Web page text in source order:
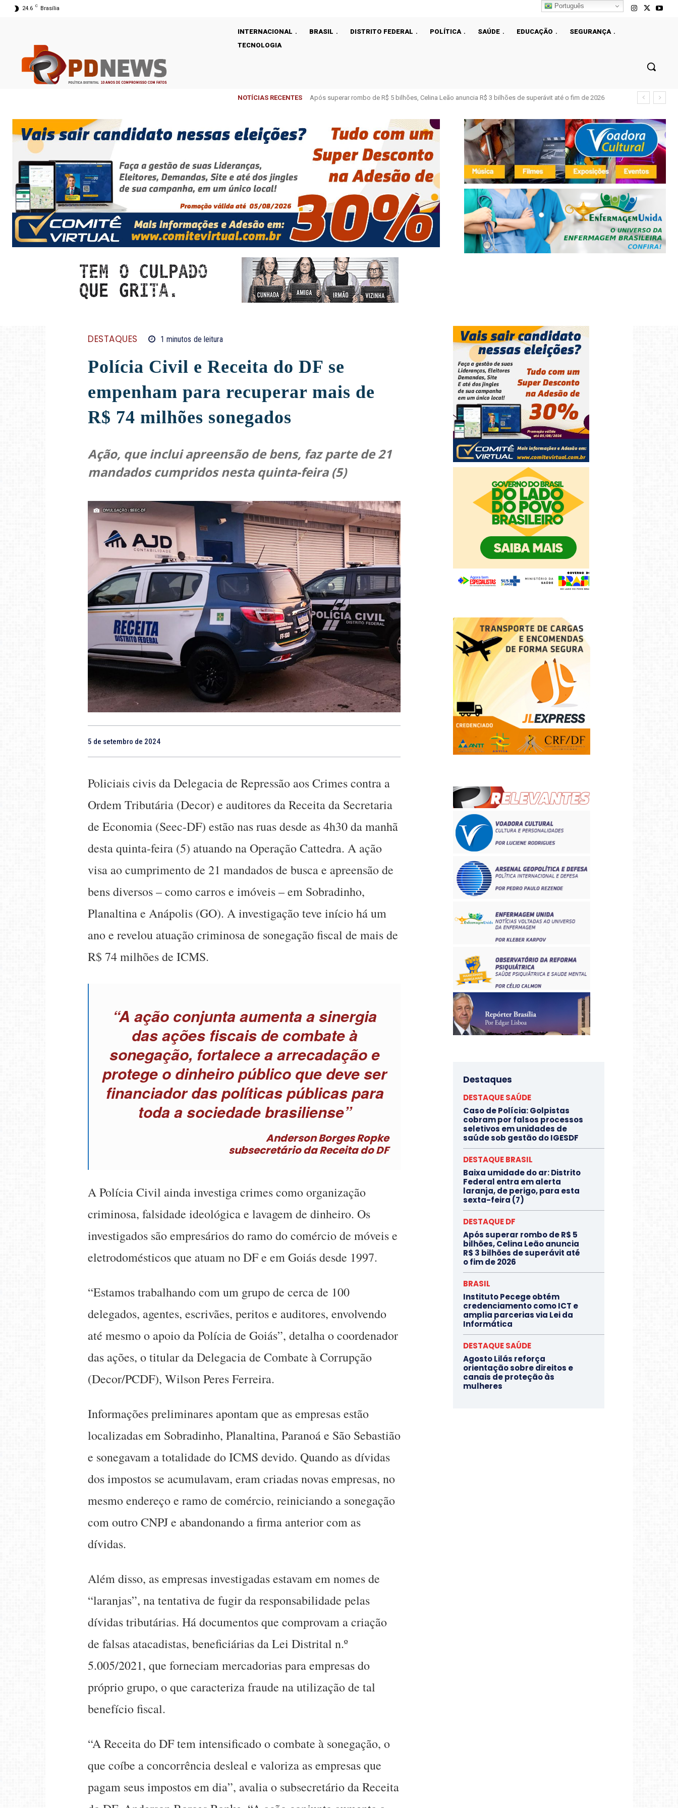
24.6 C Brasília
INTERNACIONAL BRASIL DISTRITO FEDERAL POLÍTICA SAÚDE EDUCAÇÃO
SEGURANÇA
TECNOLOGIA
NOTÍCIAS RECENTES Após superar rombo de R$ 5 bilhões, Celina Leão anuncia R$ 3 bilhões de superávit até o fim de 2026
DESTAQUES 1 minutos de leitura
Polícia Civil e Receita do DF se
empenham para recuperar mais de
R$ 74 milhões sonegados
Ação, que inclui apreensão de bens, faz parte de 21
mandados cumpridos nesta quinta-feira (5)
5 de setembro de 2024
Policiais civis da Delegacia de Repressão aos Crimes contra a
Ordem Tributária (Decor) e auditores da Receita da Secretaria
de Economia (Seec-DF) estão nas ruas desde as 4h30 da manhã
desta quinta-feira (5) atuando na Operação Cattedra. A ação
visa ao cumprimento de 21 mandados de busca e apreensão de
bens diversos – como carros e imóveis – em Sobradinho,
Planaltina e Anápolis (GO). A investigação teve início há um
ano e revelou atuação criminosa de sonegação fiscal de mais de
R$ 74 milhões de ICMS.
“A ação conjunta aumenta a sinergia
das ações fiscais de combate à
sonegação, fortalece a arrecadação e
protege o dinheiro público que deve ser
financiador das políticas públicas para
toda a sociedade brasiliense”
Anderson Borges Ropke
subsecretário da Receita do DF
A Polícia Civil ainda investiga crimes como organização
criminosa, falsidade ideológica e lavagem de dinheiro. Os
investigados são empresários do ramo do comércio de móveis e
eletrodomésticos que atuam no DF e em Goiás desde 1997.
“Estamos trabalhando com um grupo de cerca de 100
delegados, agentes, escrivães, peritos e auditores, envolvendo
até mesmo o apoio da Polícia de Goiás”, detalha o coordenador
das ações, o titular da Delegacia de Combate à Corrupção
(Decor/PCDF), Wilson Peres Ferreira.
Informações preliminares apontam que as empresas estão
localizadas em Sobradinho, Planaltina, Paranoá e São Sebastião
e sonegavam a totalidade do ICMS devido. Quando as dívidas
dos impostos se acumulavam, eram criadas novas empresas, no
mesmo endereço e ramo de comércio, reiniciando a sonegação
com outro CNPJ e abandonando a firma anterior com as
dívidas.
Além disso, as empresas investigadas estavam em nomes de
“laranjas”, na tentativa de fugir da responsabilidade pelas
dívidas tributárias. Há documentos que comprovam a criação
de falsas atacadistas, beneficiárias da Lei Distrital n.º
5.005/2021, que forneciam mercadorias para empresas do
próprio grupo, o que caracteriza fraude na utilização de tal
benefício fiscal.
“A Receita do DF tem intensificado o combate à sonegação, o
que coíbe a concorrência desleal e valoriza as empresas que
pagam seus impostos em dia”, avalia o subsecretário da Receita
Destaques
DESTAQUE SAÚDE
Caso de Polícia: Golpistas
cobram por falsos processos
seletivos em unidades de
saúde sob gestão do IGESDF
DESTAQUE BRASIL
Baixa umidade do ar: Distrito
Federal entra em alerta
laranja, de perigo, para esta
sexta-feira (7)
DESTAQUE DF
Após superar rombo de R$ 5
bilhões, Celina Leão anuncia
R$ 3 bilhões de superávit até
o fim de 2026
BRASIL
Instituto Pecege obtém
credenciamento como ICT e
amplia parcerias via Lei da
Informática
DESTAQUE SAÚDE
Agosto Lilás reforça
orientação sobre direitos e
canais de proteção às
mulheres
Português